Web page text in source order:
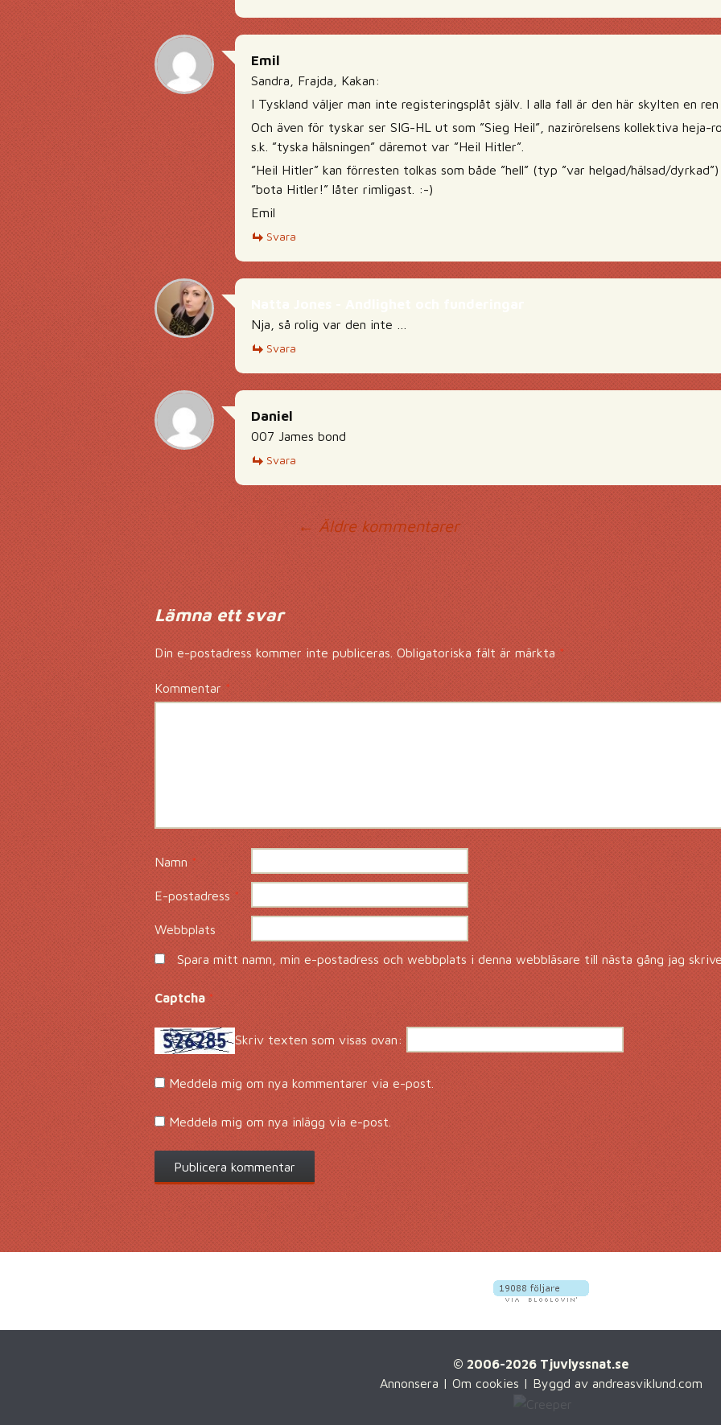
Emil
Sandra, Frajda, Kakan:
I Tyskland väljer man inte registeringsplåt själv. I alla fall är den här skylten en ren
Och även för tyskar ser SIG-HL ut som ”Sieg Heil”, nazirörelsens kollektiva heja-
s.k. ”tyska hälsningen” däremot var ”Heil Hitler”.
”Heil Hitler” kan förresten tolkas som både ”hell” (typ ”var helgad/hälsad/
”bota Hitler!” låter rimligast. :-)
Emil
Svara
Nja, så rolig var den inte …
Svara
Daniel
007 James bond
Svara
← Äldre kommentarer
Lämna ett svar
Din e-postadress kommer inte publiceras. Obligatoriska fält är märkta *
Kommentar *
Namn *
E-postadress*
Webbplats
Spara mitt namn, min e-postadress och webbplats i denna webbläsare till nästa gång jag
Captcha *
Skriv texten som visas ovan:
Meddela mig om nya kommentarer via e-post.
Meddela mig om nya inlägg via e-post.
© 2006-2026 Tjuvlyssnat.se
Annonsera | Om cookies | Byggd av andreasviklund.com